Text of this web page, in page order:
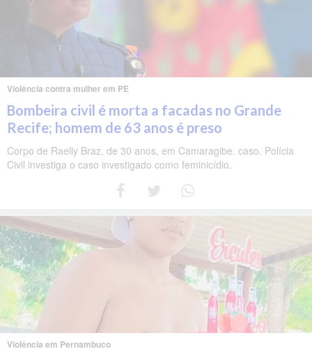
Violência contra mulher em PE
Bombeira civil é morta a facadas no Grande
Recife; homem de 63 anos é preso
Corpo de Raelly Braz, de 30 anos, em Camaragibe. caso. Polícia
Civil investiga o caso investigado como feminicídio.
Violência em Pernambuco